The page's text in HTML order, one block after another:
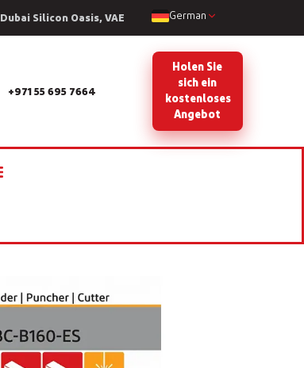
Dubai Silicon Oasis, VAE German
+971 55 695 7664
Holen Sie
sich ein
kostenloses
Angebot